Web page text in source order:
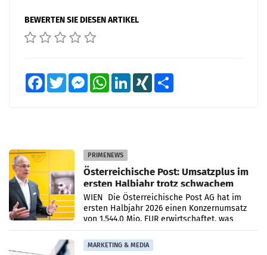
BEWERTEN SIE DIESEN ARTIKEL
FacebookTwitter MessengerWhatsAppLinkedInXING
PRIMENEWS
Österreichische Post: Umsatzplus im
ersten Halbjahr trotz schwachem
Briefgeschäft
WIEN Die Österreichische Post AG hat im
ersten Halbjahr 2026 einen Konzernumsatz
von 1.544,0 Mio. EUR erwirtschaftet, was
einem Plus von 3,8 Prozent gegenüber dem
Vergleichszeitraum
MARKETING & MEDIA